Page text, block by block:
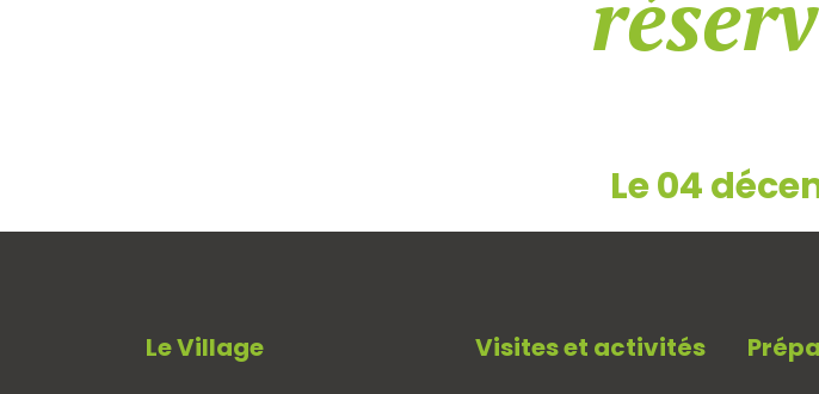
Le 04
Le Village Visites et activités